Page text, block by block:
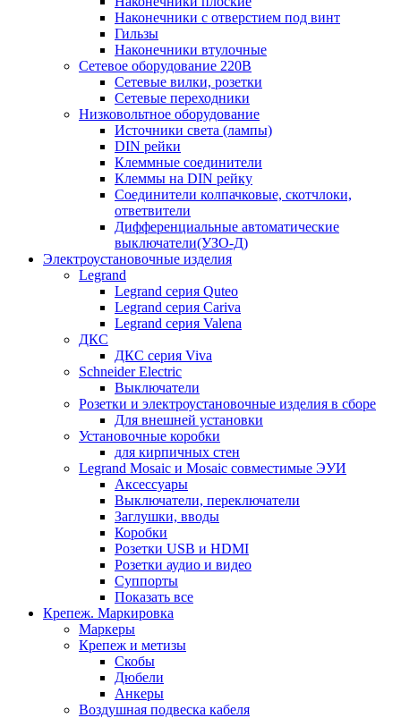
Наконечники с отверстием под винт
Гильзы
Наконечники втулочные
Сетевое оборудование 220В
Сетевые вилки, розетки
Сетевые переходники
Низковольтное оборудование
Источники света (лампы)
DIN рейки
Клеммные соединители
Клеммы на DIN рейку
Соединители колпачковые, скотчлоки,
ответвители
Дифференциальные автоматические
выключатели(УЗО-Д)
Электроустановочные изделия
Legrand
Legrand серия Quteo
Legrand серия Cariva
Legrand серия Valena
ДКС
ДКС серия Viva
Schneider Electric
Выключатели
Розетки и электроустановочные изделия в сборе
Для внешней установки
Установочные коробки
для кирпичных стен
Legrand Mosaic и Mosaic совместимые ЭУИ
Аксессуары
Выключатели, переключатели
Заглушки, вводы
Коробки
Розетки USB и HDMI
Розетки аудио и видео
Суппорты
Показать все
Крепеж. Маркировка
Маркеры
Крепеж и метизы
Скобы
Дюбели
Анкеры
Воздушная подвеска кабеля